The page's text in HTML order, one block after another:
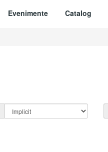
Evenimente Catalog